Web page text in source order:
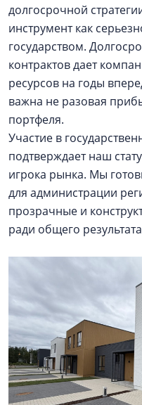
долгосрочной
инструмент как
государством.
контрактов дает
ресурсов на годы
важна не разовая
портфеля.
Участие в
подтверждает наш
игрока рынка. Мы
для администрации
прозрачные и
ради общего